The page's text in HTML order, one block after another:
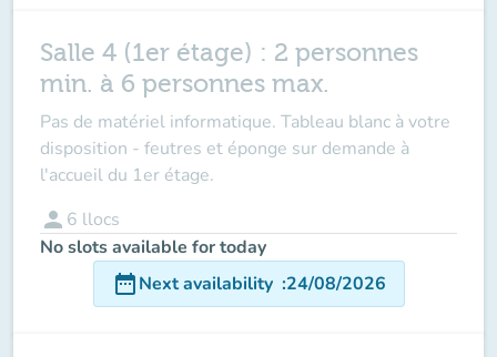
Salle 4 (1er étage) : 2 personnes
min. à 6 personnes max.
Pas de matériel informatique. Tableau blanc à votre
disposition - feutres et éponge sur demande à
l'accueil du 1er étage.
person 6 llocs
No slots available for today
date_rangeNext availability :24/08/2026